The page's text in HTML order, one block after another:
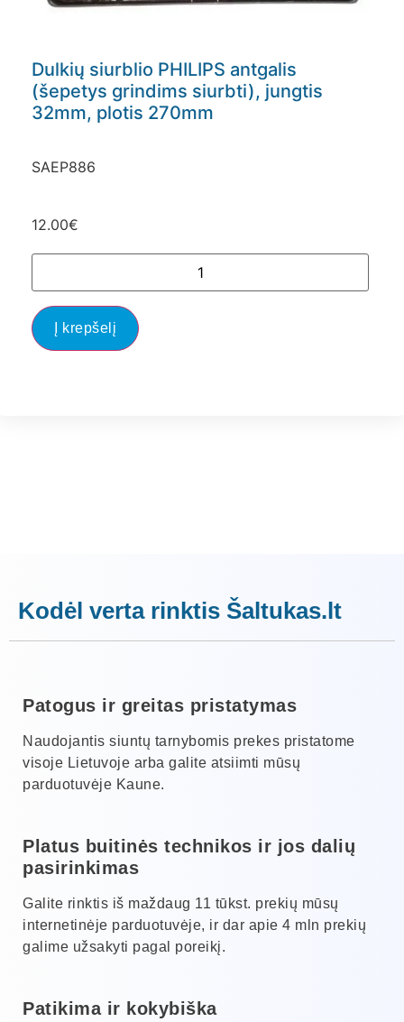
Dulkių siurblio PHILIPS antgalis
(šepetys grindims siurbti), jungtis
32mm, plotis 270mm
SAEP886
12.00€
Į krepšelį
Kodėl verta rinktis Šaltukas.lt
Patogus ir greitas pristatymas
Naudojantis siuntų tarnybomis prekes pristatome
visoje Lietuvoje arba galite atsiimti mūsų
parduotuvėje Kaune.
Platus buitinės technikos ir jos dalių
pasirinkimas
Galite rinktis iš maždaug 11 tūkst. prekių mūsų
internetinėje parduotuvėje, ir dar apie 4 mln prekių
galime užsakyti pagal poreikį.
Patikima ir kokybiška